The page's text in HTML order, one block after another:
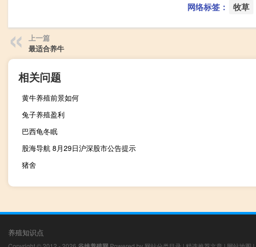
网络标签： 牧草
上一篇
最适合养牛
相关问题
黄牛养殖前景如何
兔子养殖盈利
巴西龟冬眠
股海导航 8月29日沪深股市公告提示
猪舍
养殖知识点